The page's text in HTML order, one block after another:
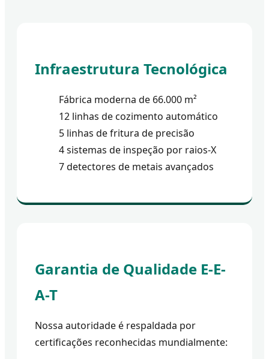
Infraestrutura Tecnológica
Fábrica moderna de 66.000 m²
12 linhas de cozimento automático
5 linhas de fritura de precisão
4 sistemas de inspeção por raios-X
7 detectores de metais avançados
Garantia de Qualidade E-E-
A-T
Nossa autoridade é respaldada por
certificações reconhecidas mundialmente: